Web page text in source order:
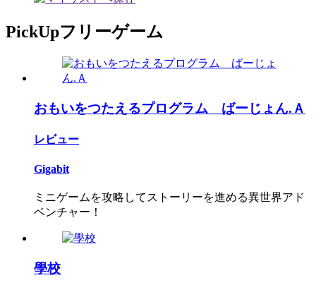
PickUpフリーゲーム
おもいをつたえるプログラム ばーじょん.Ａ
レビュー
Gigabit
ミニゲームを攻略してストーリーを進める異世界アド
ベンチャー！
學校